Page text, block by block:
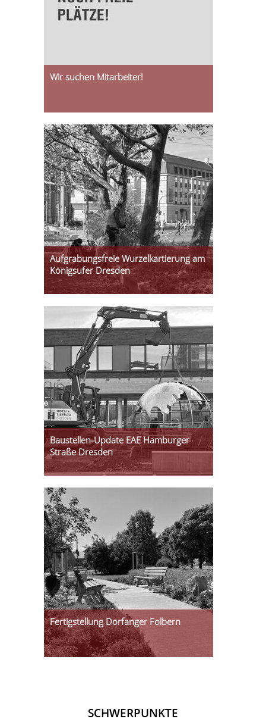
Wir suchen Mitarbeiter!
Aufgrabungsfreie Wurzelkartierung am
Königsufer Dresden
Baustellen-Update EAE Hamburger
Straße Dresden
Fertigstellung Dorfanger Folbern
SCHWERPUNKTE